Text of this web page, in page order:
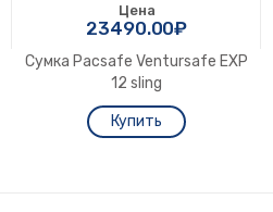
Цена
23490.00₽
Сумка Pacsafe Ventursafe EXP
12 sling